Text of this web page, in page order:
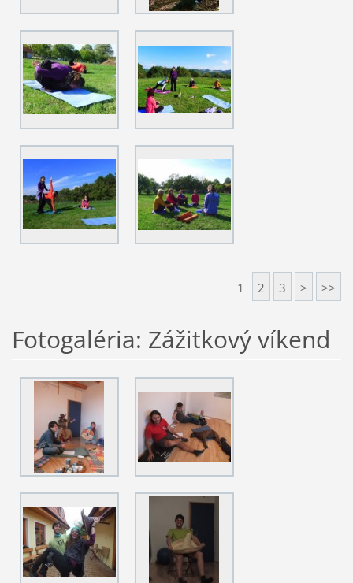
1 2 3 > >>
Fotogaléria: Zážitkový víkend